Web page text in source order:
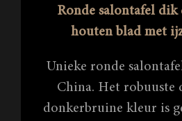
Ronde salontafel
houten blad met
Unieke ronde
China. Het robuuste
donkerbruine kleur is